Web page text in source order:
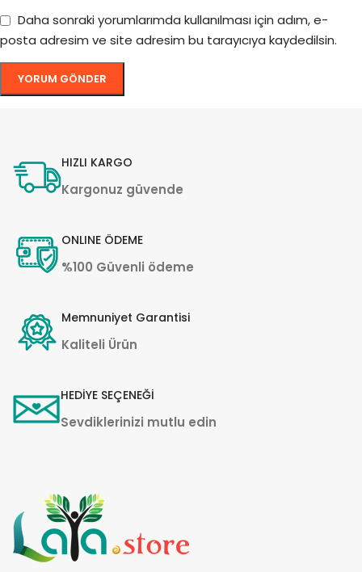
Daha sonraki yorumlarımda kullanılması için adım, e-
posta adresim ve site adresim bu tarayıcıya kaydedilsin.
HIZLI KARGO
Kargonuz güvende
ONLINE ÖDEME
%100 Güvenli ödeme
Memnuniyet Garantisi
Kaliteli Ürün
HEDİYE SEÇENEĞİ
Sevdiklerinizi mutlu edin